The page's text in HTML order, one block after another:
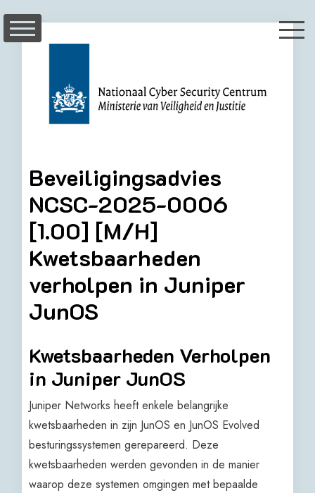
Beveiligingsadvies
NCSC-2025-0006
[1.00] [M/H]
Kwetsbaarheden
verholpen in Juniper
JunOS
Kwetsbaarheden Verholpen
in Juniper JunOS
Juniper Networks heeft enkele belangrijke
kwetsbaarheden in zijn JunOS en JunOS Evolved
besturingssystemen gerepareerd. Deze
kwetsbaarheden werden gevonden in de manier
waarop deze systemen omgingen met bepaalde